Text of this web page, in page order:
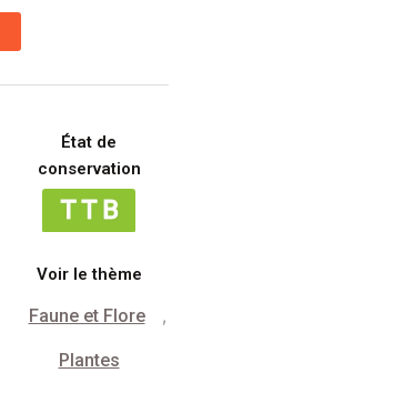
État de
conservation
Voir le thème
Faune et Flore ,
Plantes